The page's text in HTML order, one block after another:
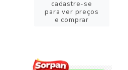
cadastre-se
para ver preços
e comprar